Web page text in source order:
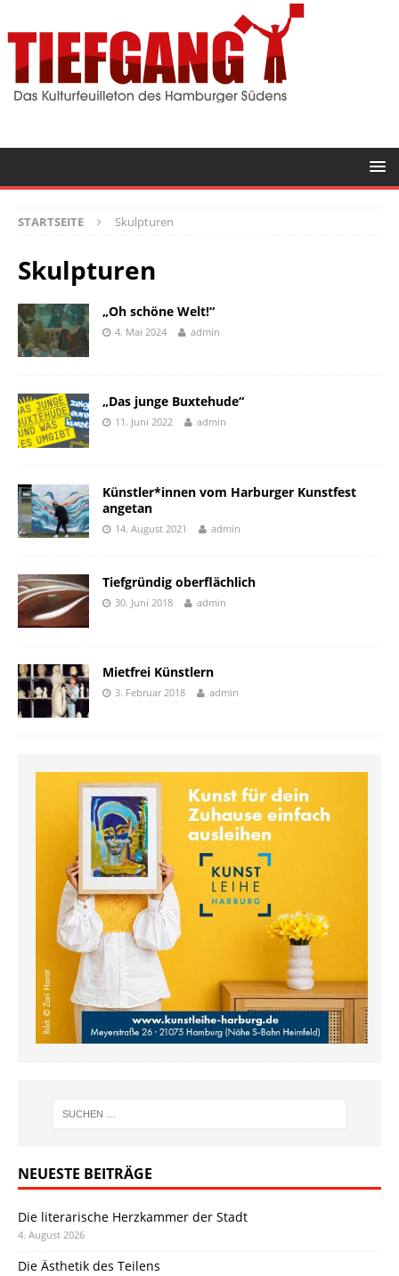
STARTSEITE Skulpturen
Skulpturen
„Oh schöne Welt!“
4. Mai 2024 admin
„Das junge Buxtehude“
11. Juni 2022 admin
Künstler*innen vom Harburger Kunstfest
angetan
14. August 2021 admin
Tiefgründig oberflächlich
30. Juni 2018 admin
Mietfrei Künstlern
3. Februar 2018 admin
NEUESTE BEITRÄGE
Die literarische Herzkammer der Stadt
4. August 2026
Die Ästhetik des Teilens